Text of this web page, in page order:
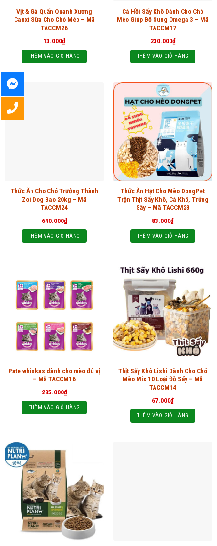
Vịt & Gà Quấn Quanh Xương
Canxi Sữa Cho Chó Mèo – Mã
TACCM26
13.000₫
THÊM VÀO GIỎ HÀNG
Cá Hồi Sấy Khô Dành Cho Chó
Mèo Giúp Bổ Sung Omega 3 – Mã
TACCM17
230.000₫
THÊM VÀO GIỎ HÀNG
Thức Ăn Cho Chó Trưởng Thành
Zoi Dog Bao 20kg – Mã
TACCM24
640.000₫
THÊM VÀO GIỎ HÀNG
Thức Ăn Hạt Cho Mèo DongPet
Trộn Thịt Sấy Khô, Cá Khô, Trứng
Sấy – Mã TACCM23
83.000₫
THÊM VÀO GIỎ HÀNG
Pate whiskas dành cho mèo đủ vị
– Mã TACCM16
285.000₫
THÊM VÀO GIỎ HÀNG
Thịt Sấy Khô Lishi Dành Cho Chó
Mèo Mix 10 Loại Đồ Sấy – Mã
TACCM14
67.000₫
THÊM VÀO GIỎ HÀNG